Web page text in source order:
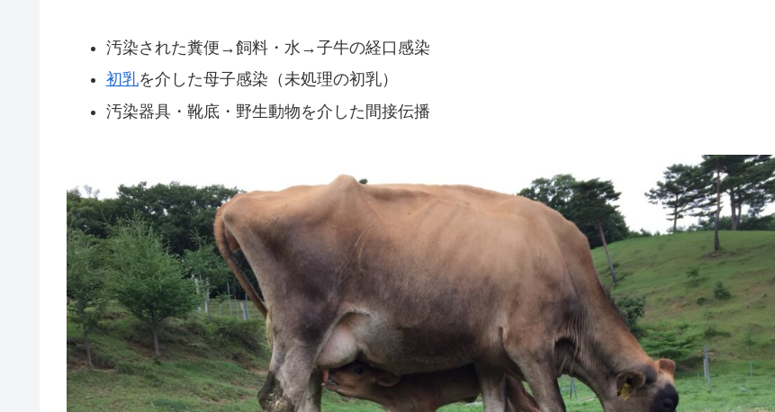
汚染された糞便→飼料・水→子牛の経口感染
初乳を介した母子感染（未処理の初乳）
汚染器具・靴底・野生動物を介した間接伝播